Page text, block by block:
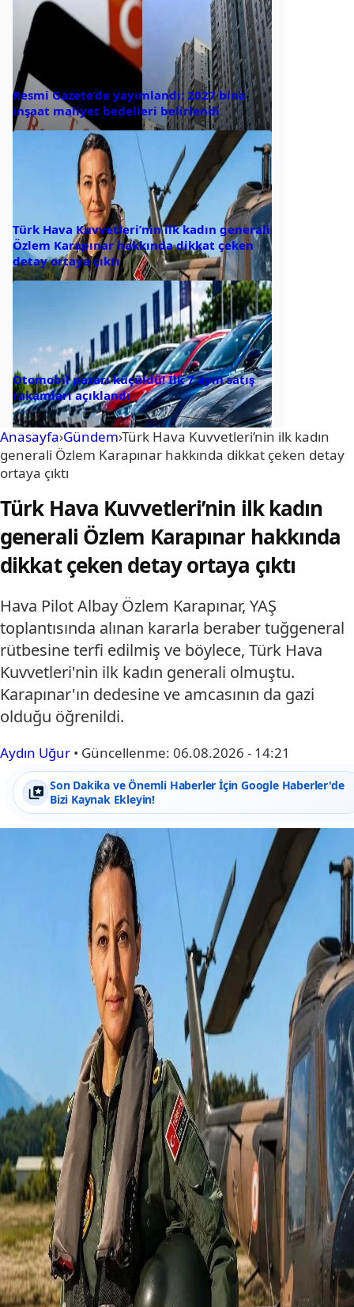
Resmi Gazete’de yayımlandı: 2027 bina
inşaat maliyet bedelleri belirlendi
Türk Hava Kuvvetleri’nin ilk kadın generali
Özlem Karapınar hakkında dikkat çeken
detay ortaya çıktı
Otomobil pazarı küçüldü! İlk 7 ayın satış
rakamları açıklandı
Anasayfa›Gündem›Türk Hava Kuvvetleri’nin ilk kadın
generali Özlem Karapınar hakkında dikkat çeken detay
ortaya çıktı
Türk Hava Kuvvetleri’nin ilk kadın
generali Özlem Karapınar hakkında
dikkat çeken detay ortaya çıktı
Hava Pilot Albay Özlem Karapınar, YAŞ
toplantısında alınan kararla beraber tuğgeneral
rütbesine terfi edilmiş ve böylece, Türk Hava
Kuvvetleri'nin ilk kadın generali olmuştu.
Karapınar'ın dedesine ve amcasının da gazi
olduğu öğrenildi.
Aydın Uğur • Güncellenme: 06.08.2026 - 14:21
Son Dakika ve Önemli Haberler İçin Google Haberler'de
Bizi Kaynak Ekleyin!